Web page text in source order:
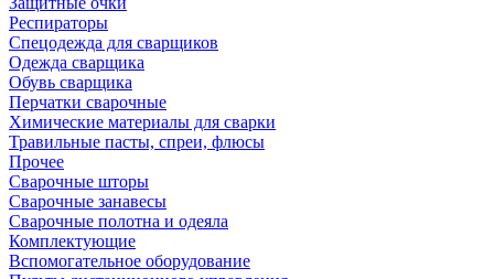
Респираторы
Спецодежда для сварщиков
Одежда сварщика
Обувь сварщика
Перчатки сварочные
Химические материалы для сварки
Травильные пасты, спреи, флюсы
Прочее
Сварочные шторы
Сварочные занавесы
Сварочные полотна и одеяла
Комплектующие
Вспомогательное оборудование